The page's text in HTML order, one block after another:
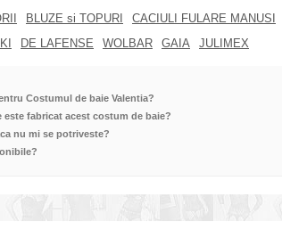
BLUZE si TOPURI CACIULI FULARE MANUSI
DE LAFENSE WOLBAR GAIA JULIMEX
Costumul de baie Valentia?
este fabricat acest costum de baie?
nu mi se potriveste?